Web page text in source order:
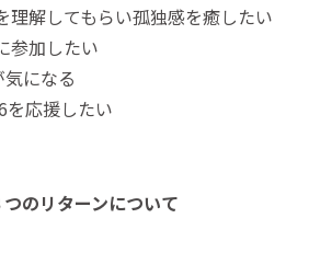
理解してもらい孤独感を癒したい
参加したい
になる
を応援したい
のリターンについて